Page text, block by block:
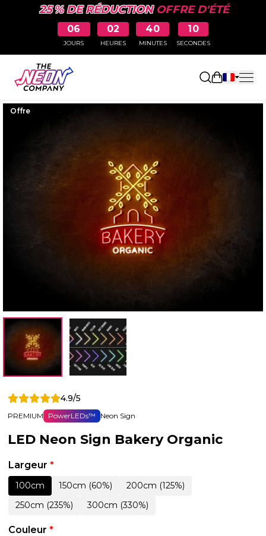
25 % DE RÉDUCTIONOFFRE D'ÉTÉ
06
JOURS
02
HEURES
40
MINUTES
09
SECONDES
Ouvrir le
Offre
4.9/5
PREMIUM PowerLEDs™ Neon Sign
LED Neon Sign Bakery Organic
Largeur *
100cm 150cm (60%)
200cm (125%)
250cm (235%)
300cm (330%)
Couleur *